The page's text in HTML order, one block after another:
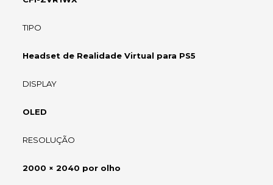
TIPO
Headset de Realidade Virtual para PS5
DISPLAY
OLED
RESOLUÇÃO
2000 × 2040 por olho